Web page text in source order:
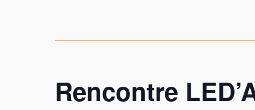
Rencontre